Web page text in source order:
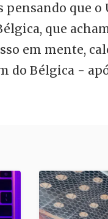
pensando que
que
em mente,
do Bélgica -